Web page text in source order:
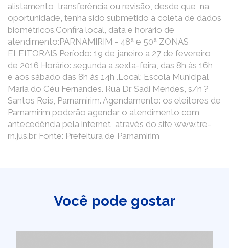
alistamento, transferência ou revisão, desde que, na
oportunidade, tenha sido submetido à coleta de dados
biométricos.Confira local, data e horário de
atendimento:PARNAMIRIM - 48ª e 50ª ZONAS
ELEITORAIS Período: 19 de janeiro a 27 de fevereiro
de 2016 Horário: segunda a sexta-feira, das 8h às 16h,
e aos sábado das 8h às 14h .Local: Escola Municipal
Maria do Céu Fernandes. Rua Dr. Sadi Mendes, s/n ?
Santos Reis, Parnamirim. Agendamento: os eleitores de
Parnamirim poderão agendar o atendimento com
antecedência pela internet, através do site www.tre-
rn.jus.br. Fonte: Prefeitura de Parnamirim
Você pode gostar